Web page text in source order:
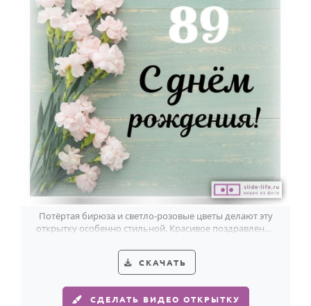
Потёртая бирюза и светло-розовые цветы делают эту
открытку особенно стильной. Красивое поздравление
СКАЧАТЬ
СДЕЛАТЬ ВИДЕО ОТКРЫТКУ